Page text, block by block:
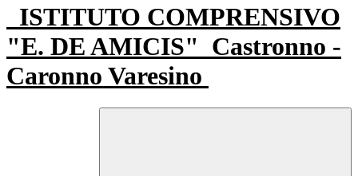
ISTITUTO COMPRENSIVO
"E. DE AMICIS" Castronno -
Caronno Varesino